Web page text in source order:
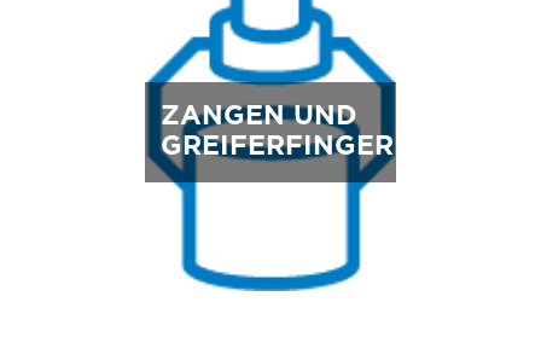
ZANGEN UND
GREIFERFINGER